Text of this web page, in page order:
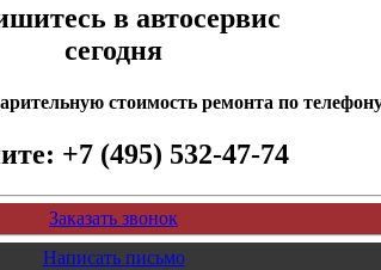
в автосервис
сегодня
стоимость ремонта по
+7 (495) 532-47-74
Заказать звонок
Написать письмо